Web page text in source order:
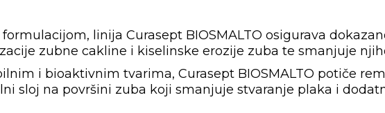
linija Curasept BIOSMALTO osigurava
zubne cakline i kiselinske erozije zuba te smanjuje
i bioaktivnim tvarima, Curasept BIOSMALTO potiče
sloj na površini zuba koji smanjuje stvaranje plaka i